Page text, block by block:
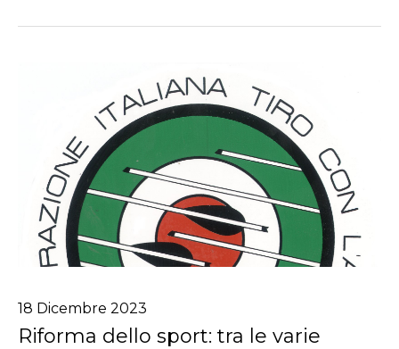
18 Dicembre 2023
Riforma dello sport: ​tra le varie